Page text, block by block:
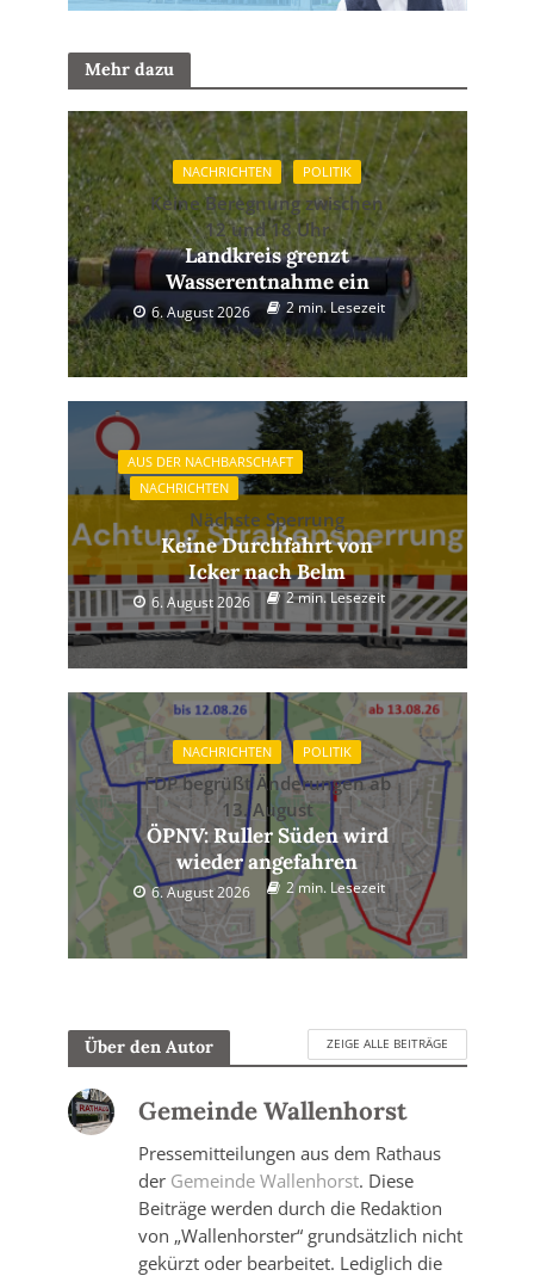
Mehr dazu
NACHRICHTEN POLITIK
Keine Beregnung zwischen
12 und 18 Uhr
Landkreis grenzt
Wasserentnahme ein
6. August 2026 2 min. Lesezeit
AUS DER NACHBARSCHAFT
NACHRICHTEN
Nächste Sperrung
Keine Durchfahrt von
Icker nach Belm
6. August 2026 2 min. Lesezeit
NACHRICHTEN POLITIK
FDP begrüßt Änderungen ab
13. August
ÖPNV: Ruller Süden wird
wieder angefahren
6. August 2026 2 min. Lesezeit
Über den Autor ZEIGE ALLE BEITRÄGE
Gemeinde Wallenhorst
Pressemitteilungen aus dem Rathaus
der Gemeinde Wallenhorst. Diese
Beiträge werden durch die Redaktion
von „Wallenhorster“ grundsätzlich nicht
gekürzt oder bearbeitet. Lediglich die